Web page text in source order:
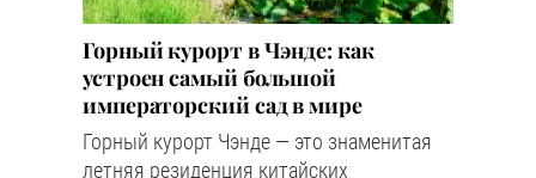
Горный курорт в Чэнде: как
устроен самый большой
императорский сад в мире
Горный курорт Чэнде — это знаменитая
летняя резиденция китайских